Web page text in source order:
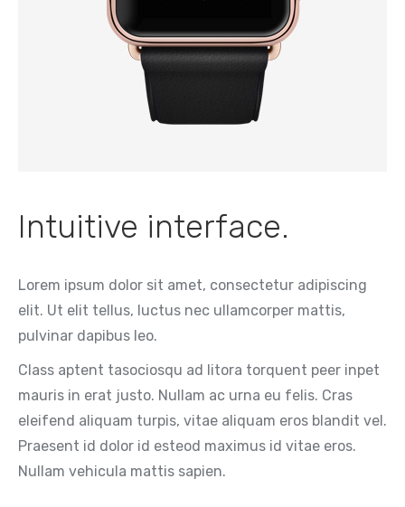
Intuitive interface.
Lorem ipsum dolor sit amet, consectetur adipiscing
elit. Ut elit tellus, luctus nec ullamcorper mattis,
pulvinar dapibus leo.
Class aptent tasociosqu ad litora torquent peer inpet
mauris in erat justo. Nullam ac urna eu felis. Cras
eleifend aliquam turpis, vitae aliquam eros blandit vel.
Praesent id dolor id esteod maximus id vitae eros.
Nullam vehicula mattis sapien.